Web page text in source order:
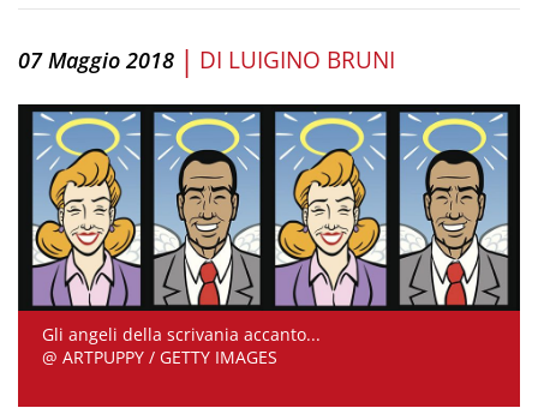
07 Maggio 2018 | DI LUIGINO BRUNI
Gli angeli della scrivania accanto...
@ ARTPUPPY / GETTY IMAGES